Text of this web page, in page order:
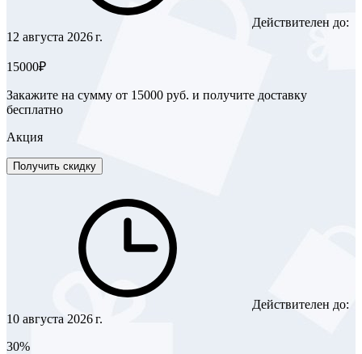
Действителен до:
12 августа 2026 г.
15000₽
Закажите на сумму от 15000 руб. и получите доставку
бесплатно
Акция
Получить скидку
Действителен до:
10 августа 2026 г.
30%